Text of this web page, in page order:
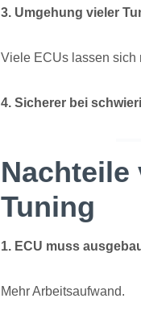
3. Umgehung vieler
Viele ECUs lassen sich
4. Sicherer bei
Nachteile
Tuning
1. ECU muss
Mehr Arbeitsaufwand.